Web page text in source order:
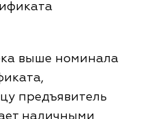
выше номинала
предъявитель
наличными